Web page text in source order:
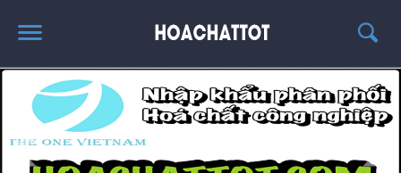
TRANG CHỦ
GIỚI THIỆU
SẢN PHẨM HÓT